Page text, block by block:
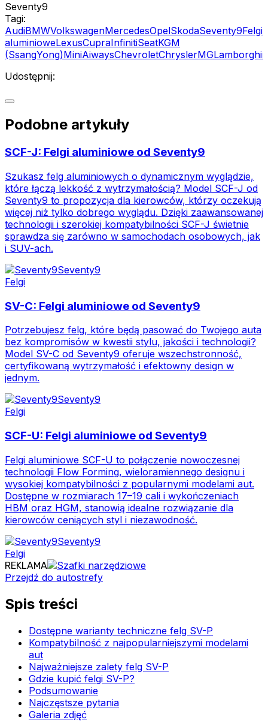
Seventy9
Tagi:
AudiBMWVolkswagenMercedesOpelSkodaSeventy9Felgi
aluminioweLexusCupraInfinitiSeatKGM
(SsangYong)MiniAiwaysChevroletChryslerMG
Udostępnij:
Podobne artykuły
SCF-J: Felgi aluminiowe od Seventy9
Szukasz felg aluminiowych o dynamicznym wyglądzie,
które łączą lekkość z wytrzymałością? Model SCF-J od
Seventy9 to propozycja dla kierowców, którzy oczekują
więcej niż tylko dobrego wyglądu. Dzięki zaawansowanej
technologii i szerokiej kompatybilności SCF-J świetnie
sprawdza się zarówno w samochodach osobowych, jak
i SUV-ach.
Seventy9
Felgi
SV-C: Felgi aluminiowe od Seventy9
Potrzebujesz felg, które będą pasować do Twojego auta
bez kompromisów w kwestii stylu, jakości i technologii?
Model SV-C od Seventy9 oferuje wszechstronność,
certyfikowaną wytrzymałość i efektowny design w
jednym.
Seventy9
Felgi
SCF-U: Felgi aluminiowe od Seventy9
Felgi aluminiowe SCF-U to połączenie nowoczesnej
technologii Flow Forming, wieloramiennego designu i
wysokiej kompatybilności z popularnymi modelami aut.
Dostępne w rozmiarach 17–19 cali i wykończeniach
HBM oraz HGM, stanowią idealne rozwiązanie dla
kierowców ceniących styl i niezawodność.
Seventy9
Felgi
REKLAMA
Przejdź do autostrefy
Spis treści
Dostępne warianty techniczne felg SV-P
Kompatybilność z najpopularniejszymi modelami
aut
Najważniejsze zalety felg SV-P
Gdzie kupić felgi SV-P?
Podsumowanie
Najczęstsze pytania
Galeria zdjęć